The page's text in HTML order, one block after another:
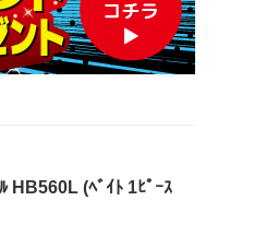
HB560L (ﾍﾞｲﾄ 1ﾋﾟｰｽ